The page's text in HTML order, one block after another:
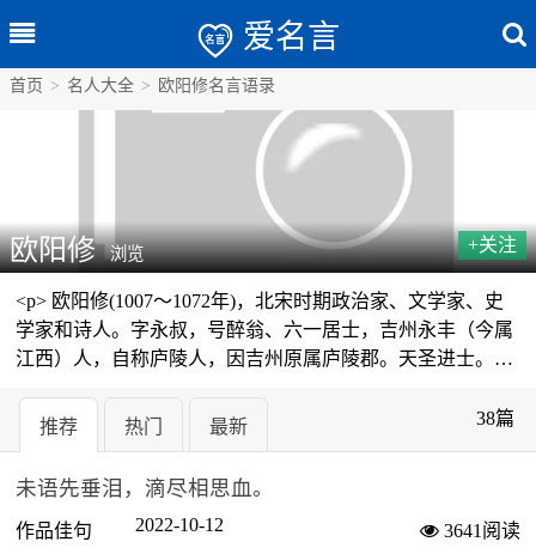
爱名言
首页 > 名人大全 > 欧阳修名言语录
欧阳修 浏览 +关注
<p> 欧阳修(1007～1072年)，北宋时期政治家、文学家、史
学家和诗人。字永叔，号醉翁、六一居士，吉州永丰（今属
江西）人，自称庐陵人，因吉州原属庐陵郡。天圣进士。仁
政事； </p> <p> 神宗朝，迁兵部尚书，以太子少师致仕。卒
新政的支持者，也是北宋诗文革新运动的领导者。又喜奖掖
后进，苏轼父子及曾巩、王安石皆出其门下。创作实绩亦灿
然可观，诗、词、散文均为一时之冠。 </p>
38篇
推荐 热门 最新
未语先垂泪，滴尽相思血。
作品佳句 2022-10-12 3641阅读